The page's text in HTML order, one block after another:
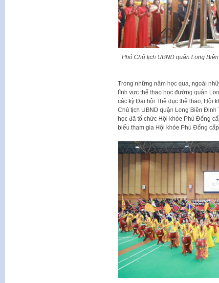
Phó Chủ tịch UBND quận Long
Trong những năm học qua, ngoài
lĩnh vực thể thao học đường quận
các kỳ Đại hội Thể dục thể thao, Hội
Chủ tịch UBND quận Long Biên
học đã tổ chức Hội khỏe Phù Đổng
biểu tham gia Hội khỏe Phù Đổng